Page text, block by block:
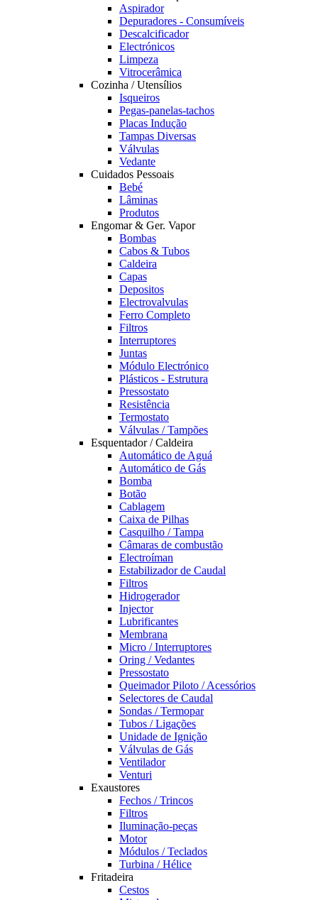
Aspirador
Depuradores - Consumíveis
Descalcificador
Electrónicos
Limpeza
Vitrocerâmica
Cozinha / Utensílios
Isqueiros
Pegas-panelas-tachos
Placas Indução
Tampas Diversas
Válvulas
Vedante
Cuidados Pessoais
Bebé
Lâminas
Produtos
Engomar & Ger. Vapor
Bombas
Cabos & Tubos
Caldeira
Capas
Depositos
Electrovalvulas
Ferro Completo
Filtros
Interruptores
Juntas
Módulo Electrónico
Plásticos - Estrutura
Pressostato
Resistência
Termostato
Válvulas / Tampões
Esquentador / Caldeira
Automático de Aguá
Automático de Gás
Bomba
Botão
Cablagem
Caixa de Pilhas
Casquilho / Tampa
Câmaras de combustão
Electroíman
Estabilizador de Caudal
Filtros
Hidrogerador
Injector
Lubrificantes
Membrana
Micro / Interruptores
Oring / Vedantes
Pressostato
Queimador Piloto / Acessórios
Selectores de Caudal
Sondas / Termopar
Tubos / Ligações
Unidade de Ignição
Válvulas de Gás
Ventilador
Venturi
Exaustores
Fechos / Trincos
Filtros
Iluminação-peças
Motor
Módulos / Teclados
Turbina / Hélice
Fritadeira
Cestos